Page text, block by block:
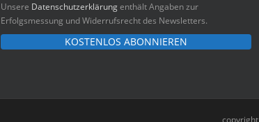
Unsere Datenschutzerklärungenthält Angaben zur
Erfolgsmessung und Widerrufsrecht des Newsletters.